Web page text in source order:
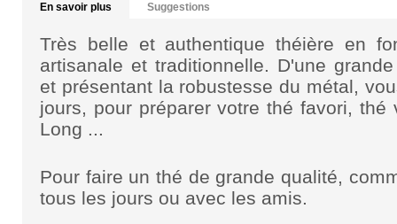
En savoir plus Suggestions
Très belle et authentique théière en
artisanale et traditionnelle. D'une
et présentant la robustesse du métal,
jours, pour préparer votre thé favori, thé
Long ...
Pour faire un thé de grande qualité,
tous les jours ou avec les amis.